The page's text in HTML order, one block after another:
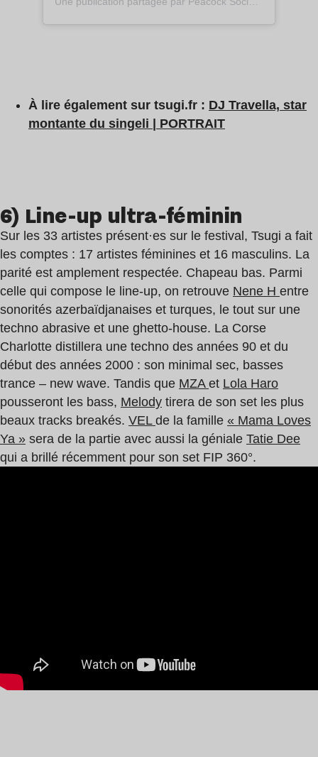
À lire également sur tsugi.fr : DJ Travella, star
montante du singeli | PORTRAIT
6) Line-up ultra-féminin
Sur les 33 artistes présent·es sur le festival, Tsugi a fait
les comptes : 17 artistes féminines et 16 masculins. La
parité est amplement respectée. Chapeau bas. Parmi
celle qui compose le line-up, on retrouve Nene H entre
sonorités azerbaïdjanaises et turques, le tout sur une
techno abrasive et une ghetto-house. La Corse
Charlotte distillera une techno des années 90 et du
début des années 2000 : son minimal sec, basses
trance – new wave. Tandis que MZA et Lola Haro
pousseront les bass, Melody tirera de son set les plus
beaux tracks breakés. VEL de la famille « Mama Loves
Ya » sera de la partie avec aussi la géniale Tatie Dee
qui a brillé récemment pour son set FIP 360°.